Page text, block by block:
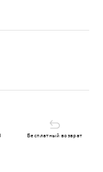
Бесплатный возврат